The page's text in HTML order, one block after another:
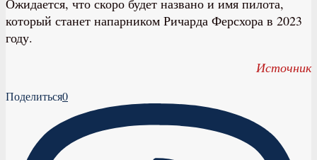
который станет напарником Ричарда Ферсхора в 2023
году.
Источник
Поделиться0